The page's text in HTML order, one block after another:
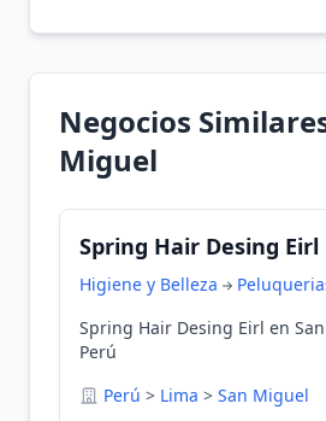
Negocios
Miguel
Spring Hair Desing Eirl
Higiene y Belleza
Spring Hair Desing Eirl en
Perú
Perú > Lima > San Miguel